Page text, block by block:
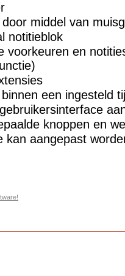
middel van
notitieblok
voorkeuren en
een ingesteld
knoppen en
kan aangepast